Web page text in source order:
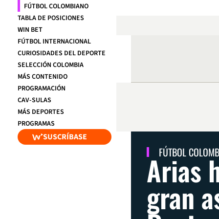
FÚTBOL COLOMBIANO
TABLA DE POSICIONES
WIN BET
FÚTBOL INTERNACIONAL
CURIOSIDADES DEL DEPORTE
SELECCIÓN COLOMBIA
MÁS CONTENIDO
PROGRAMACIÓN
CAV-SULAS
MÁS DEPORTES
PROGRAMAS
SUSCRÍBASE
FÚTBOL
Arias
gran